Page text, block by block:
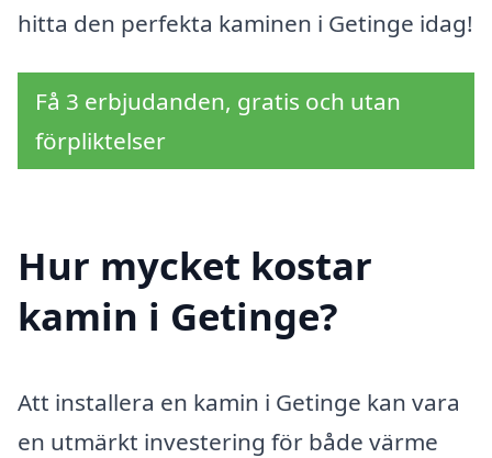
hitta den perfekta kaminen i Getinge idag!
Få 3 erbjudanden, gratis och utan
förpliktelser
Hur mycket kostar
kamin i Getinge?
Att installera en kamin i Getinge kan vara
en utmärkt investering för både värme